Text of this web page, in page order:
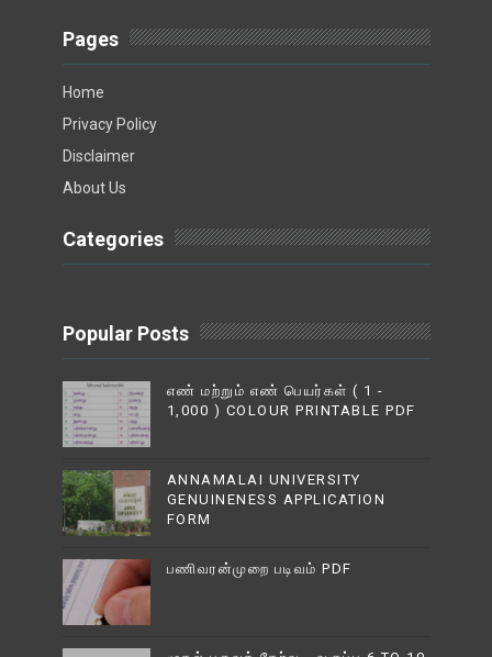
Pages
Home
Privacy Policy
Disclaimer
About Us
Categories
Popular Posts
எண் மற்றும் எண் பெயர்கள் ( 1 -
1,000 ) COLOUR PRINTABLE PDF
ANNAMALAI UNIVERSITY
GENUINENESS APPLICATION
FORM
பணிவரன்முறை படிவம் PDF